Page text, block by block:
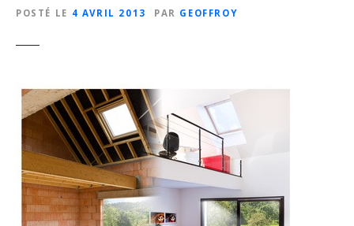
POSTÉ LE 4 AVRIL 2013 PAR GEOFFROY